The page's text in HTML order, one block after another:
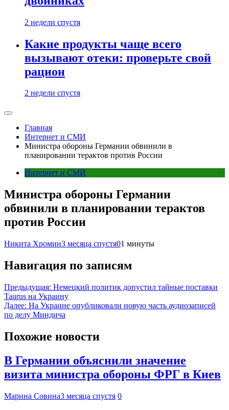
2 недели спустя
Какие продукты чаще всего
вызывают отеки: проверьте свой
рацион
2 недели спустя
Главная
Интернет и СМИ
Министра обороны Германии обвинили в
планировании терактов против России
Интернет и СМИ
Министра обороны Германии
обвинили в планировании терактов
против России
Никита Хромин3 месяца спустя01 минуты
Навигация по записям
Предыдущая: Немецкий политик допустил тайные поставки
Taurus на Украину
Далее: На Украине опубликовали новую часть аудиозаписей
по делу Миндича
Похожие новости
В Германии объяснили значение
визита министра обороны ФРГ в Киев
Марина Совина3 месяца спустя 0